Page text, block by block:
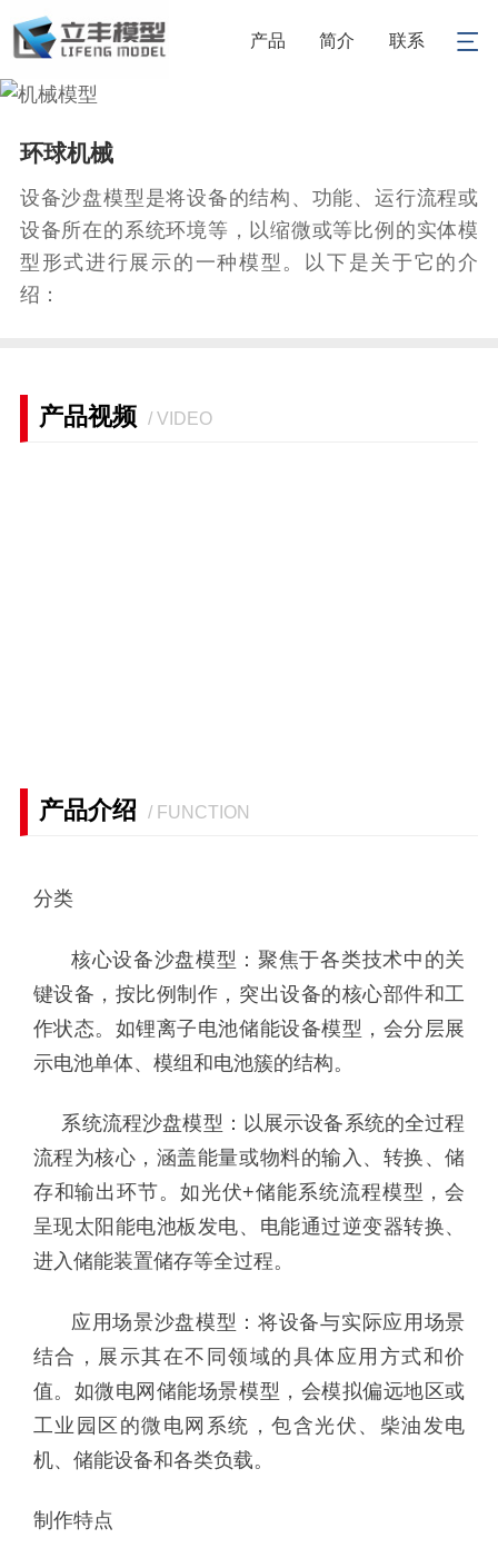
产品 简介
联系
环球机械
设备沙盘模型是将设备的结构、功能、运行流程或
设备所在的系统环境等，以缩微或等比例的实体模
型形式进行展示的一种模型。以下是关于它的介
绍：
产品视频 / VIDEO
产品介绍 / FUNCTION
分类
核心设备沙盘模型：聚焦于各类技术中的关
键设备，按比例制作，突出设备的核心部件和工
作状态。如锂离子电池储能设备模型，会分层展
示电池单体、模组和电池簇的结构。
系统流程沙盘模型：以展示设备系统的全过程
流程为核心，涵盖能量或物料的输入、转换、储
存和输出环节。如光伏+储能系统流程模型，会
呈现太阳能电池板发电、电能通过逆变器转换、
进入储能装置储存等全过程。
应用场景沙盘模型：将设备与实际应用场景
结合，展示其在不同领域的具体应用方式和价
值。如微电网储能场景模型，会模拟偏远地区或
工业园区的微电网系统，包含光伏、柴油发电
机、储能设备和各类负载。
制作特点